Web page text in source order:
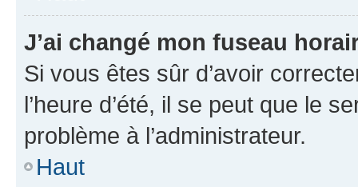
J’ai changé mon fuseau
Si vous êtes sûr d’avoir
l’heure d’été, il se peut que le
problème à l’administrateur.
Haut